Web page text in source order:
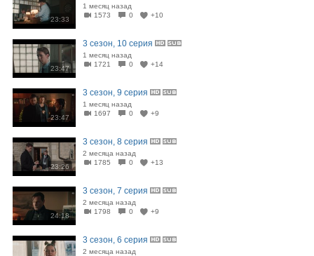
23:33
1 месяц назад
1573
0 +10
23:47
3 сезон, 10 серия
1 месяц назад
1721
0 +14
23:47
3 сезон, 9 серия
1 месяц назад
1697
0 +9
23:26
3 сезон, 8 серия
2 месяца назад
1785
0 +13
24:18
3 сезон, 7 серия
2 месяца назад
1798
0 +9
3 сезон, 6 серия
2 месяца назад